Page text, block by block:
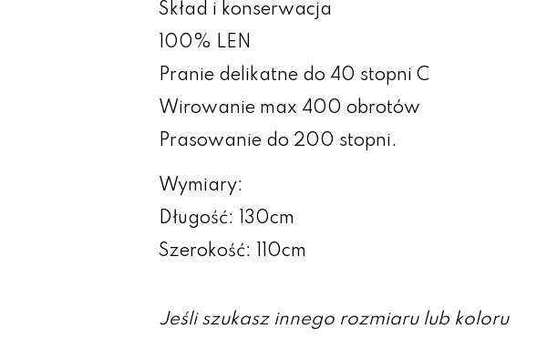
Skład i konserwacja
100% LEN
Pranie delikatne do 40 stopni C
Wirowanie max 400 obrotów
Prasowanie do 200 stopni.
Wymiary:
Długość: 130cm
Szerokość: 110cm
Jeśli szukasz innego rozmiaru lub koloru